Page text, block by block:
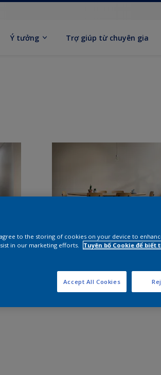
Ý tưởng Trợ giúp từ chuyên gia
agree to the storing of cookies on your device to
in our marketing efforts.
Tuyên bố Cookie để biết
Accept All Cookies